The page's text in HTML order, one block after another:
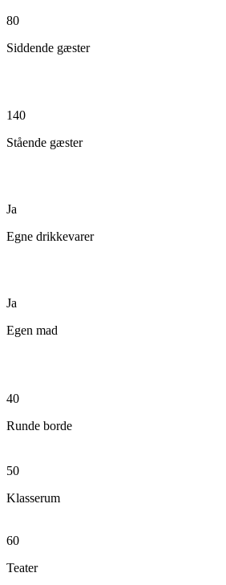
80
Siddende gæster
140
Stående gæster
Ja
Egne drikkevarer
Ja
Egen mad
40
Runde borde
50
Klasserum
60
Teater